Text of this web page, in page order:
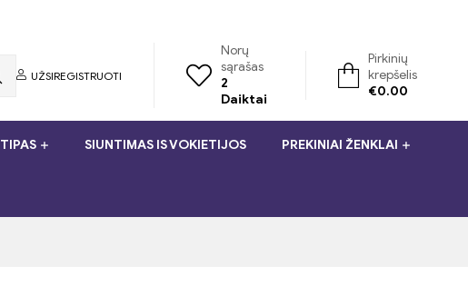
UŽSIREGISTRUOTI
Norų
sąrašas
2
Daiktai
Pirkinių
krepšelis
€0.00
TIPAS SIUNTIMAS IS VOKIETIJOS PREKINIAI ŽENKLAI